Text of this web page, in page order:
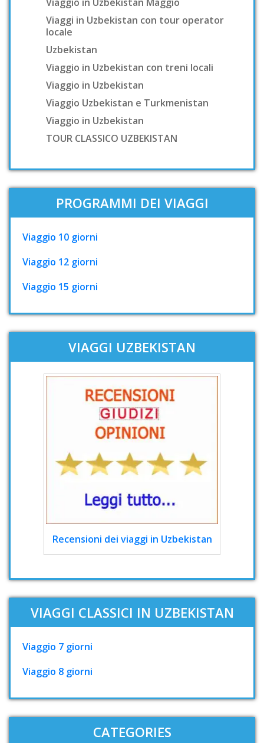
Viaggi in Uzbekistan con tour operator
locale
Uzbekistan
Viaggio in Uzbekistan con treni locali
Viaggio in Uzbekistan
Viaggio Uzbekistan e Turkmenistan
Viaggio in Uzbekistan
TOUR CLASSICO UZBEKISTAN
PROGRAMMI DEI VIAGGI
Viaggio 10 giorni
Viaggio 12 giorni
Viaggio 15 giorni
VIAGGI UZBEKISTAN
Recensioni dei viaggi in Uzbekistan
VIAGGI CLASSICI IN UZBEKISTAN
Viaggio 7 giorni
Viaggio 8 giorni
CATEGORIES